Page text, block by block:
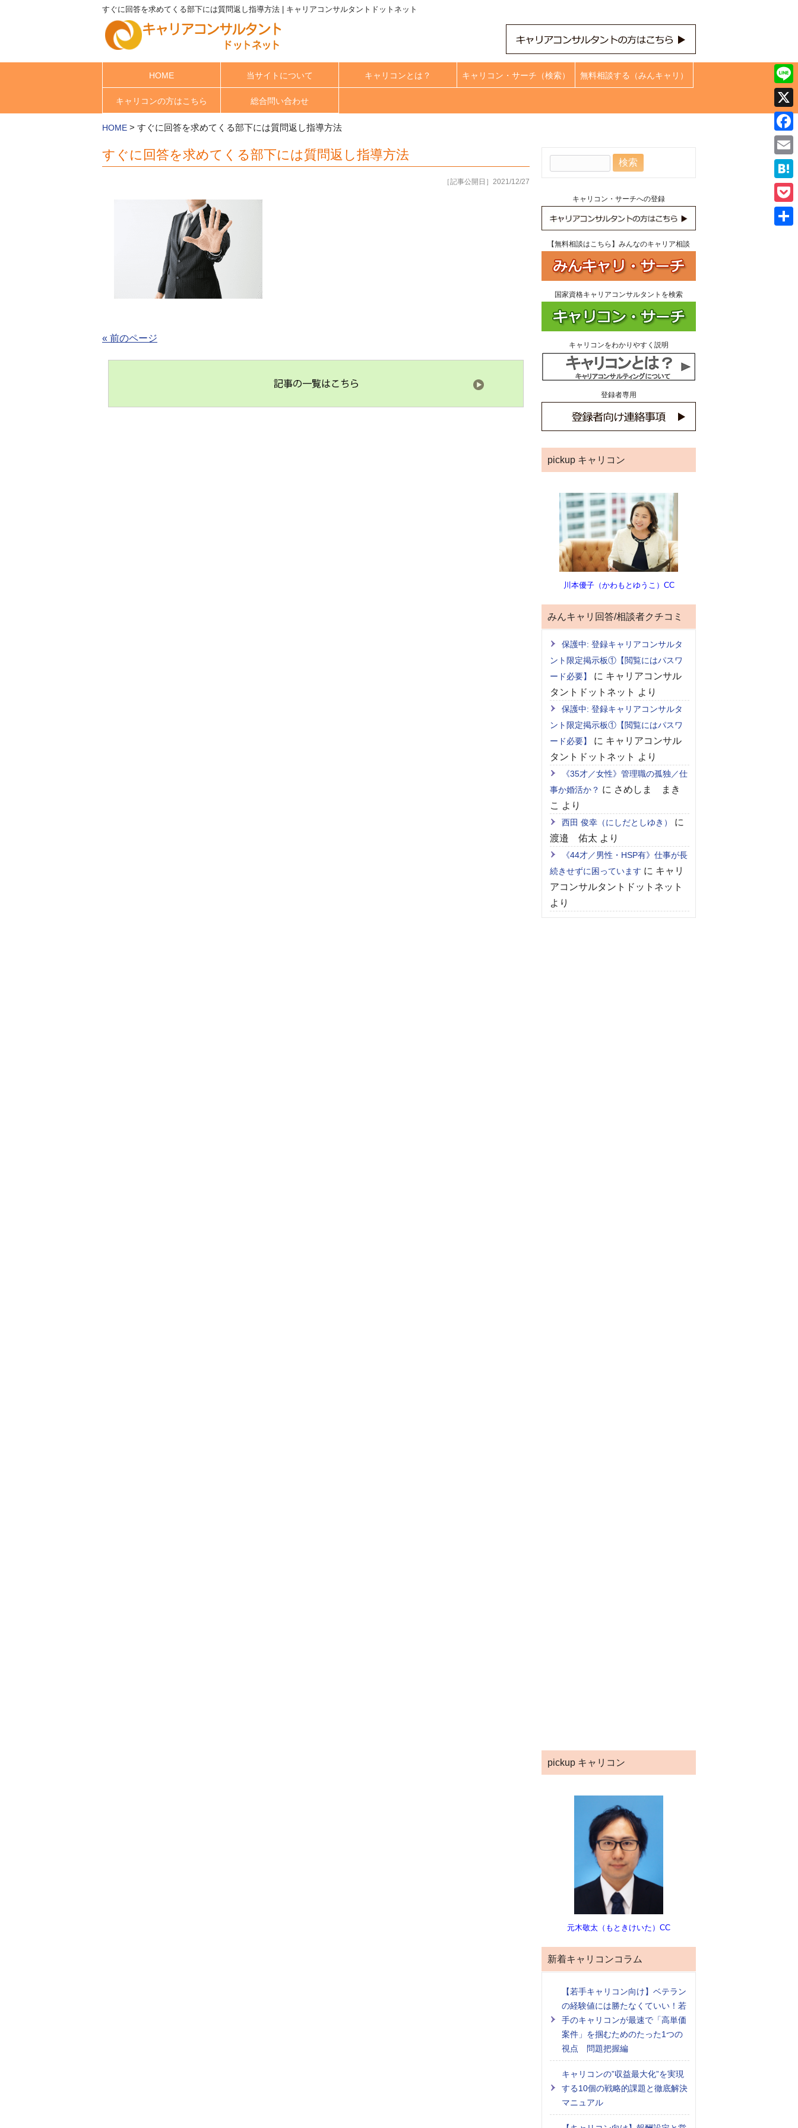
すぐに回答を求めてくる部下には質問返し指導方法 | キャリアコンサルタントドットネット
HOME 当サイトについて キャリコンとは？ キャリコン・サーチ（検索） 無料相談する（みんキャリ）
キャリコンの方はこちら 総合問い合わせ
HOME > すぐに回答を求めてくる部下には質問返し指導方法
すぐに回答を求めてくる部下には質問返し指導方法
［記事公開日］2021/12/27
« 前のページ
キャリコン・サーチへの登録
【無料相談はこちら】みんなのキャリア相談
国家資格キャリアコンサルタントを検索
キャリコンをわかりやすく説明
登録者専用
pickup キャリコン
川本優子（かわもとゆうこ）CC
みんキャリ回答/相談者クチコミ
保護中: 登録キャリアコンサルタ
ント限定掲示板①【閲覧にはパスワ
ード必要】
に キャリアコンサル
タントドットネット より
保護中: 登録キャリアコンサルタ
ント限定掲示板①【閲覧にはパスワ
ード必要】
に キャリアコンサル
タントドットネット より
《35才／女性》管理職の孤独／仕
事か婚活か？ に さめしま まき
こ より
西田 俊幸（にしだとしゆき）
に
渡邉 佑太 より
《44才／男性・HSP有》仕事が長
続きせずに困っています に キャリ
アコンサルタントドットネット
より
pickup キャリコン
元木敬太（もときけいた）CC
新着キャリコンコラム
【若手キャリコン向け】ベテラン
の経験値には勝たなくていい！若
手のキャリコンが最速で「高単価
案件」を掴むためのたった1つの
視点 問題把握編
キャリコンの”収益最大化”を実現
する10個の戦略的課題と徹底解決
マニュアル
Line
X
Email